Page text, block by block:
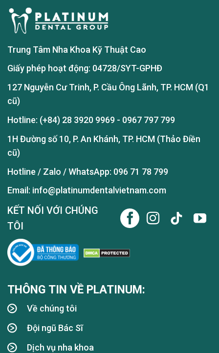
Trung Tâm Nha Khoa Kỹ Thuật Cao
Giấy phép hoạt động: 04728/SYT-GPHĐ
127 Nguyễn Cư Trinh, P. Cầu Ông Lãnh, TP. HCM (Q1
cũ)
Hotline: (+84) 28 3920 9969 - 0967 797 799
1H Đường số 10, P. An Khánh, TP. HCM (Thảo Điền
cũ)
Hotline / Zalo / WhatsApp: 096 71 78 799
Email: info@platinumdentalvietnam.com
KẾT NỐI VỚI CHÚNG
TÔI
THÔNG TIN VỀ PLATINUM:
Về chúng tôi
Đội ngũ Bác Sĩ
Dịch vụ nha khoa